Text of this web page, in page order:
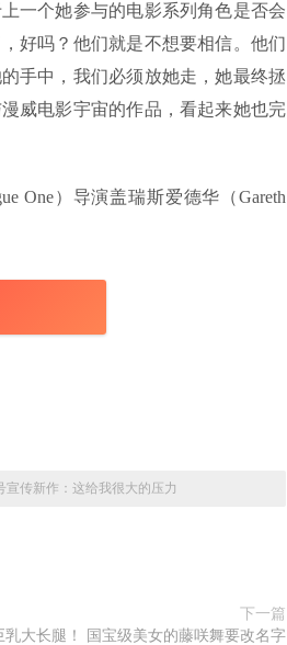
一个她参与的电影系列角色是否会
好吗？他们就是不想要相信。他们
手中，我们必须放她走，她最终拯
威电影宇宙的作品，看起来她也完
One）导演盖瑞斯爱德华（Gareth
宣传新作：这给我很大的压力
下一篇
乳大长腿！ 国宝级美女的藤咲舞要改名字